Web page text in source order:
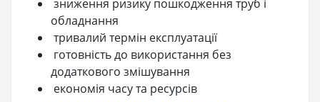
зниження ризику пошкодження труб і
обладнання
тривалий термін експлуатації
готовність до використання без
додаткового змішування
економія часу та ресурсів